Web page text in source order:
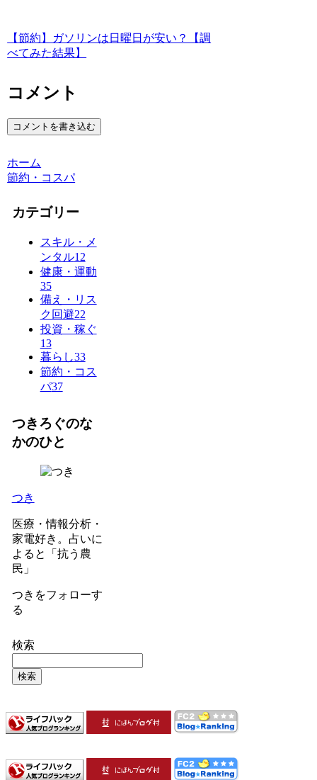
【節約】ガソリンは日曜日が安い？【調
べてみた結果】
コメント
コメントを書き込む
ホーム
節約・コスパ
カテゴリー
スキル・メ
ンタル12
健康・運動
35
備え・リス
ク回避22
投資・稼ぐ
13
暮らし33
節約・コス
パ37
つきろぐのな
かのひと
つき
医療・情報分析・
家電好き。占いに
よると「抗う農
民」
つきをフォローす
る
検索
検索